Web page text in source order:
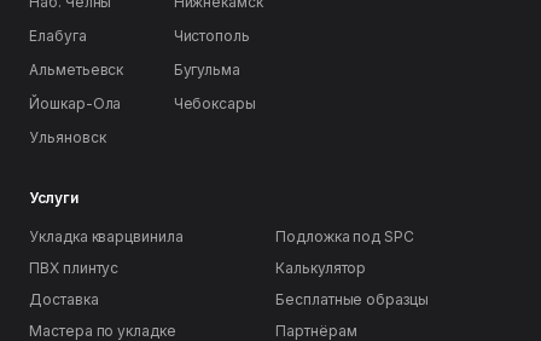
Елабуга
Чистополь
Альметьевск
Бугульма
Йошкар-Ола
Чебоксары
Ульяновск
Услуги
Укладка кварцвинила
Подложка под SPC
ПВХ плинтус
Калькулятор
Доставка
Бесплатные образцы
Мастера по укладке
Партнёрам